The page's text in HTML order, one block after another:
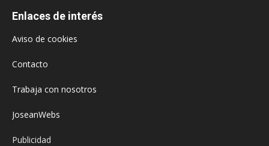
Enlaces de interés
Aviso de cookies
Contacto
Trabaja con nosotros
JoseanWebs
Publicidad